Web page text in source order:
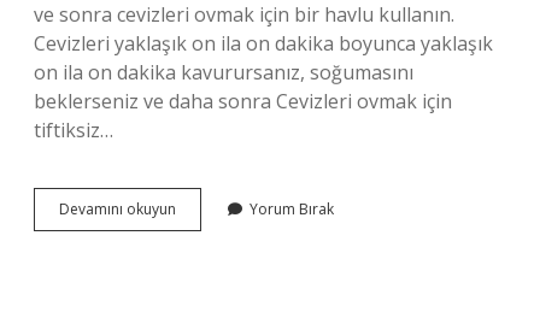
ve sonra cevizleri ovmak için bir havlu kullanın.
Cevizleri yaklaşık on ila on dakika boyunca yaklaşık
on ila on dakika kavurursanız, soğumasını
beklerseniz ve daha sonra Cevizleri ovmak için
tiftiksiz…
Devamını okuyun Cevizdeki
Acılık
Yorum Bırak